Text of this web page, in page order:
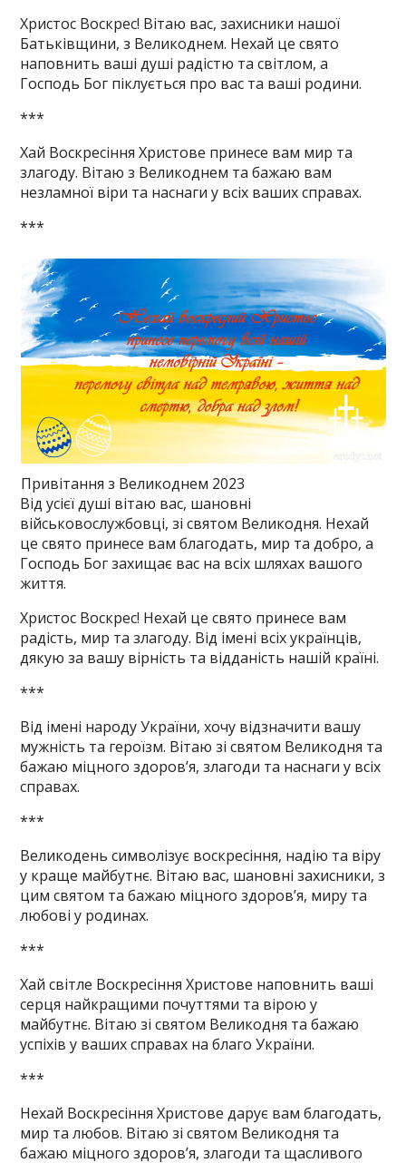
Христос Воскрес! Вітаю вас, захисники нашої
Батьківщини, з Великоднем. Нехай це свято
наповнить ваші душі радістю та світлом, а
Господь Бог піклується про вас та ваші родини.
***
Хай Воскресіння Христове принесе вам мир та
злагоду. Вітаю з Великоднем та бажаю вам
незламної віри та наснаги у всіх ваших справах.
***
Привітання з Великоднем 2023
Від усієї душі вітаю вас, шановні
військовослужбовці, зі святом Великодня. Нехай
це свято принесе вам благодать, мир та добро, а
Господь Бог захищає вас на всіх шляхах вашого
життя.
Христос Воскрес! Нехай це свято принесе вам
радість, мир та злагоду. Від імені всіх українців,
дякую за вашу вірність та відданість нашій країні.
***
Від імені народу України, хочу відзначити вашу
мужність та героїзм. Вітаю зі святом Великодня та
бажаю міцного здоров’я, злагоди та наснаги у всіх
справах.
***
Великодень символізує воскресіння, надію та віру
у краще майбутнє. Вітаю вас, шановні захисники, з
цим святом та бажаю міцного здоров’я, миру та
любові у родинах.
***
Хай світле Воскресіння Христове наповнить ваші
серця найкращими почуттями та вірою у
майбутнє. Вітаю зі святом Великодня та бажаю
успіхів у ваших справах на благо України.
***
Нехай Воскресіння Христове дарує вам благодать,
мир та любов. Вітаю зі святом Великодня та
бажаю міцного здоров’я, злагоди та щасливого